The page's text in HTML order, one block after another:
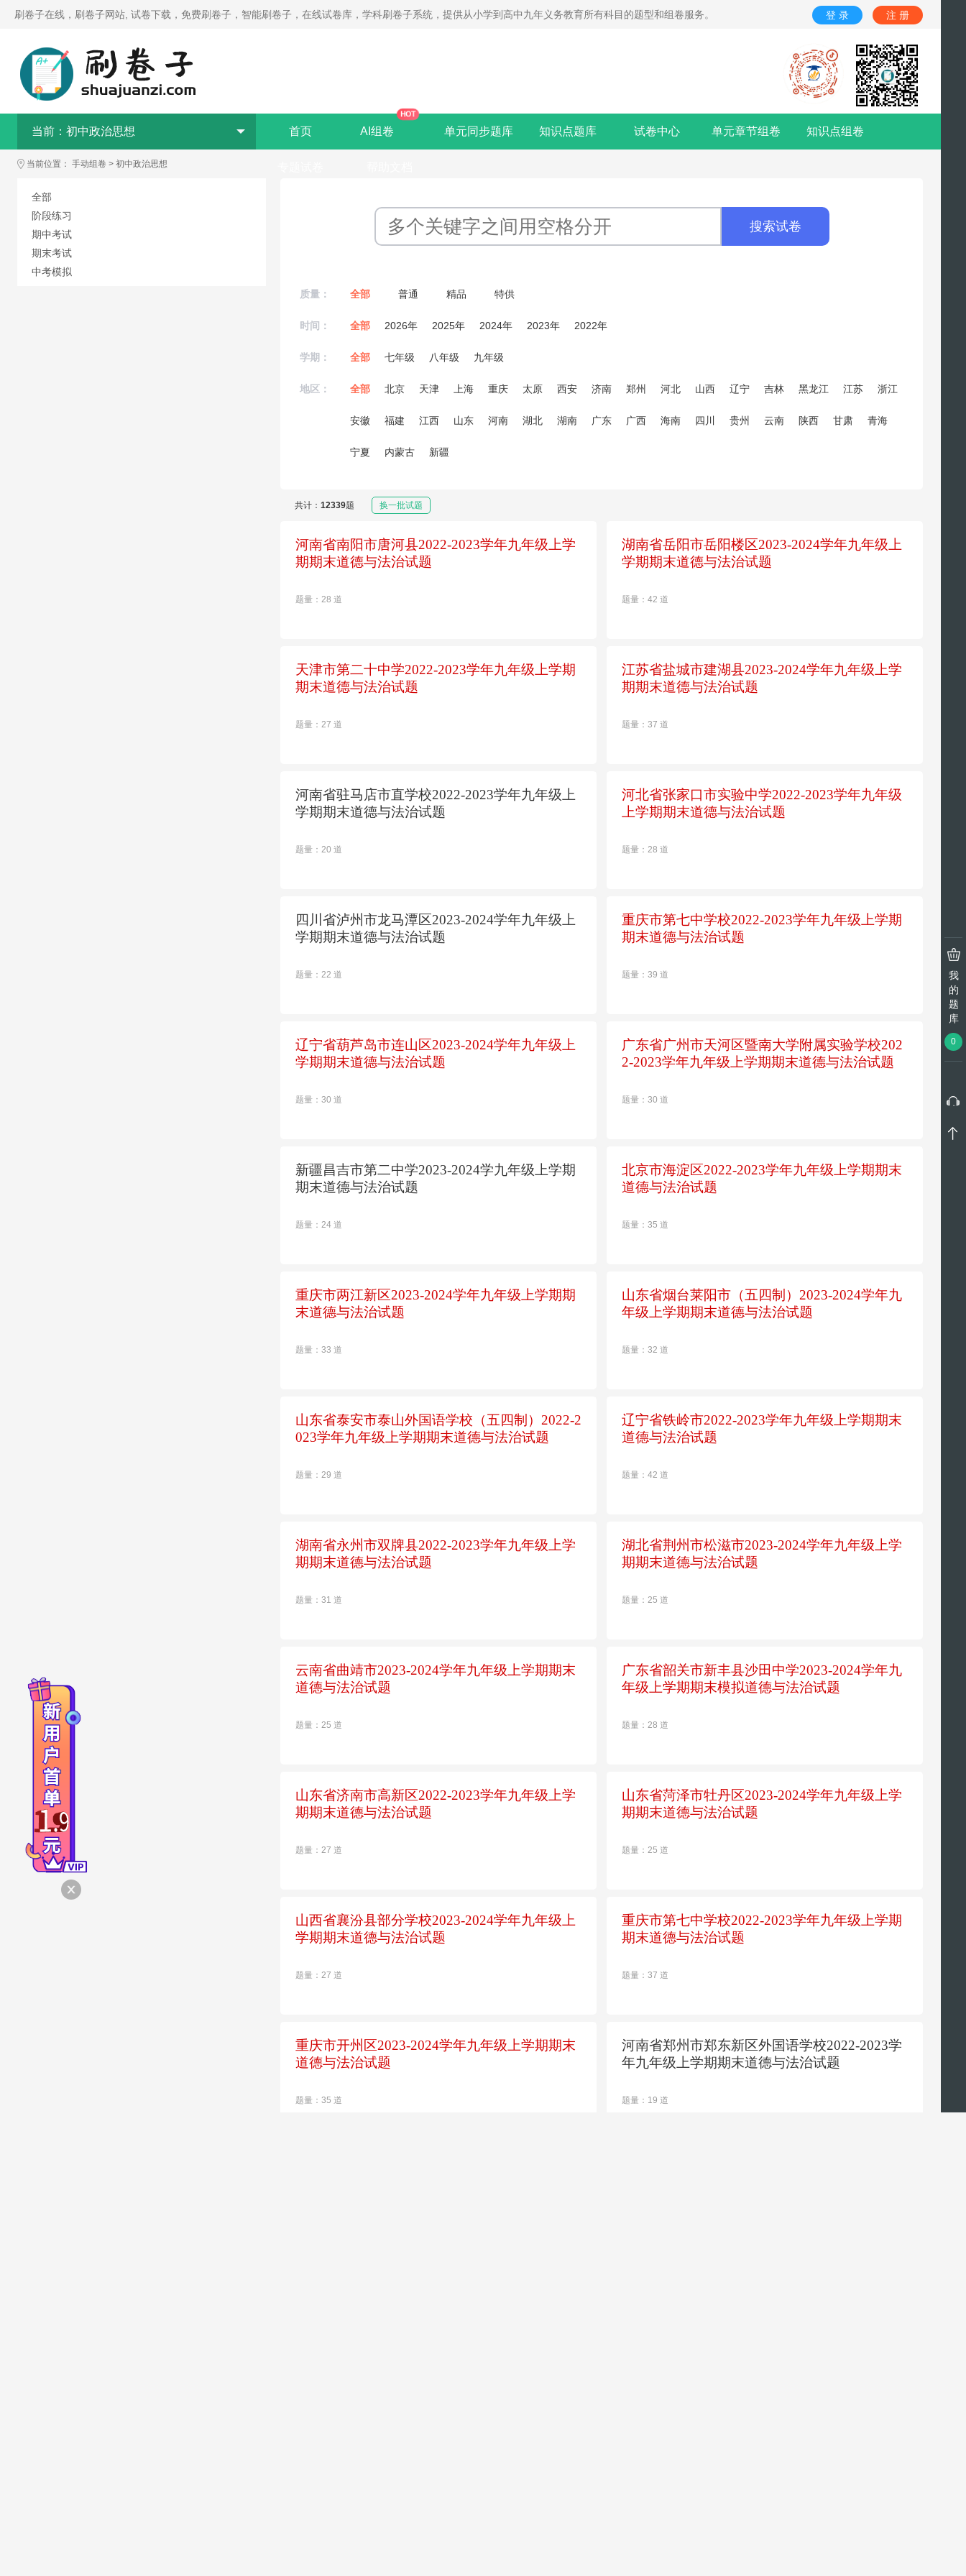
刷卷子在线，刷卷子网站, 试卷下载，免费刷卷子，智能刷卷子，在线试卷库，学科刷卷子系统，提供从小学到高中九年义务教育所有科目的题型和组卷服务。 登 录 注 册
当前： 初中政治思想 首页 AI组卷
HOT
单元同步题库 知识点题库 试卷中心 单元章节组卷 知识点组卷
当前位置： 手动组卷 > 初中政治思想
全部
阶段练习
期中考试
期末考试
中考模拟
质量：
全部 普通 精品 特供
时间： 全部 2026年 2025年 2024年 2023年 2022年
学期： 全部 七年级 八年级 九年级
地区： 全部 北京 天津 上海 重庆 太原 西安 济南 郑州 河北 山西 辽宁 吉林 黑龙江 江苏 浙江
安徽 福建 江西 山东 河南 湖北 湖南 广东 广西 海南 四川 贵州 云南 陕西 甘肃 青海
宁夏 内蒙古 新疆
换一批试题
共计： 12339题
河南省南阳市唐河县2022-2023学年九年级上学
期期末道德与法治试题
题量：28 道
湖南省岳阳市岳阳楼区2023-2024学年九年级上
学期期末道德与法治试题
题量：42 道
天津市第二十中学2022-2023学年九年级上学期
期末道德与法治试题
题量：27 道
江苏省盐城市建湖县2023-2024学年九年级上学
期期末道德与法治试题
题量：37 道
河南省驻马店市直学校2022-2023学年九年级上
学期期末道德与法治试题
题量：20 道
河北省张家口市实验中学2022-2023学年九年级
上学期期末道德与法治试题
题量：28 道
四川省泸州市龙马潭区2023-2024学年九年级上
学期期末道德与法治试题
题量：22 道
重庆市第七中学校2022-2023学年九年级上学期
期末道德与法治试题
题量：39 道
辽宁省葫芦岛市连山区2023-2024学年九年级上
学期期末道德与法治试题
题量：30 道
广东省广州市天河区暨南大学附属实验学校202
2-2023学年九年级上学期期末道德与法治试题
题量：30 道
新疆昌吉市第二中学2023-2024学九年级上学期
期末道德与法治试题
题量：24 道
北京市海淀区2022-2023学年九年级上学期期末
道德与法治试题
题量：35 道
重庆市两江新区2023-2024学年九年级上学期期
末道德与法治试题
题量：33 道
山东省烟台莱阳市（五四制）2023-2024学年九
年级上学期期末道德与法治试题
题量：32 道
山东省泰安市泰山外国语学校（五四制）2022-2
023学年九年级上学期期末道德与法治试题
题量：29 道
辽宁省铁岭市2022-2023学年九年级上学期期末
道德与法治试题
题量：42 道
湖南省永州市双牌县2022-2023学年九年级上学
期期末道德与法治试题
题量：31 道
湖北省荆州市松滋市2023-2024学年九年级上学
期期末道德与法治试题
题量：25 道
云南省曲靖市2023-2024学年九年级上学期期末
道德与法治试题
题量：25 道
广东省韶关市新丰县沙田中学2023-2024学年九
年级上学期期末模拟道德与法治试题
题量：28 道
山东省济南市高新区2022-2023学年九年级上学
期期末道德与法治试题
题量：27 道
山东省菏泽市牡丹区2023-2024学年九年级上学
期期末道德与法治试题
题量：25 道
山西省襄汾县部分学校2023-2024学年九年级上
学期期末道德与法治试题
题量：27 道
重庆市第七中学校2022-2023学年九年级上学期
期末道德与法治试题
题量：37 道
重庆市开州区2023-2024学年九年级上学期期末
道德与法治试题
题量：35 道
河南省郑州市郑东新区外国语学校2022-2023学
年九年级上学期期末道德与法治试题
题量：19 道
我
的
题
库
0